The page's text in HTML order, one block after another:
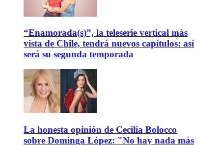
“Enamorada(s)”, la teleserie vertical más
vista de Chile, tendrá nuevos capítulos: así
será su segunda temporada
La honesta opinión de Cecilia Bolocco
sobre Dominga López: "No hay nada más